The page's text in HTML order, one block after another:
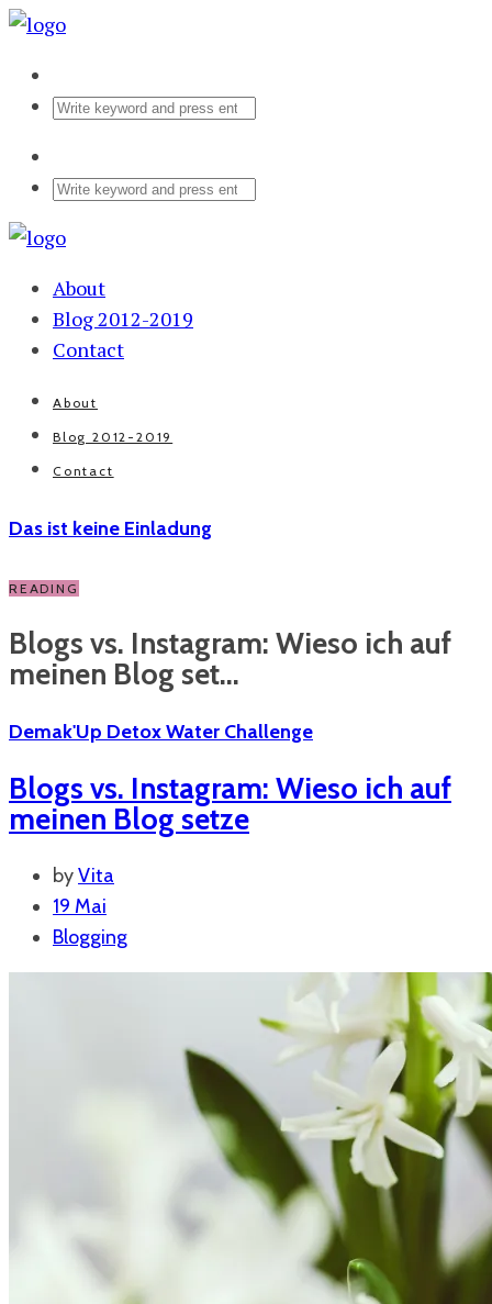
About
Blog 2012-2019
Contact
About
Blog 2012-2019
Contact
Das ist keine Einladung
READING
Blogs vs. Instagram: Wieso ich auf
meinen Blog set...
Demak'Up Detox Water Challenge
Blogs vs. Instagram: Wieso ich auf
meinen Blog setze
byVita
19 Mai
Blogging